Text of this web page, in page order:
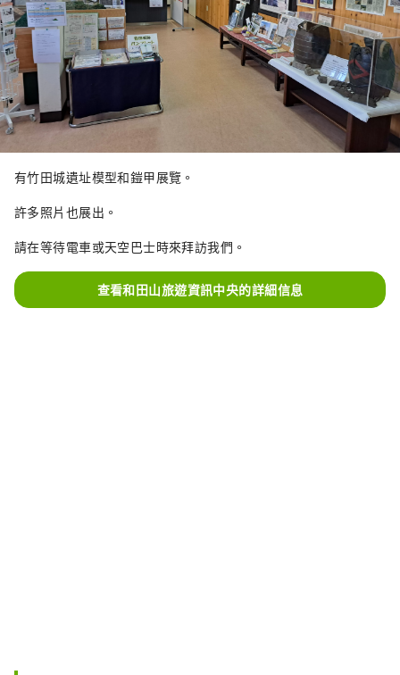
有竹田城遺址模型和鎧甲展覽。
許多照片也展出。
請在等待電車或天空巴士時來拜訪我們。
查看和田山旅遊資訊中央的詳細信息